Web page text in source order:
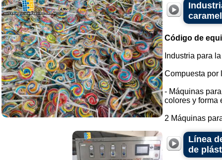
Código de
Industria para
Compuesta por
- Máquinas
colores y forma
2 Máquinas
Línea
de